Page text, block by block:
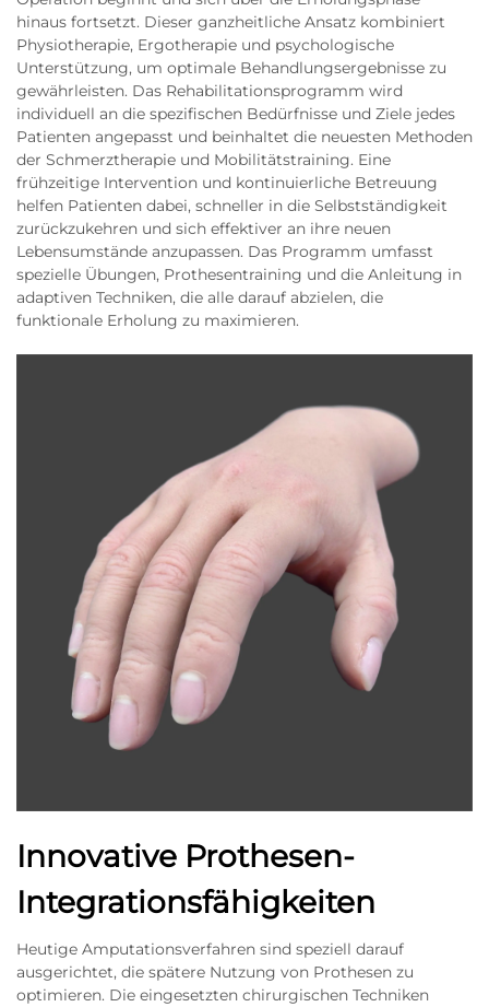
hinaus fortsetzt. Dieser ganzheitliche Ansatz kombiniert
Physiotherapie, Ergotherapie und psychologische
Unterstützung, um optimale Behandlungsergebnisse zu
gewährleisten. Das Rehabilitationsprogramm wird
individuell an die spezifischen Bedürfnisse und Ziele jedes
Patienten angepasst und beinhaltet die neuesten Methoden
der Schmerztherapie und Mobilitätstraining. Eine
frühzeitige Intervention und kontinuierliche Betreuung
helfen Patienten dabei, schneller in die Selbstständigkeit
zurückzukehren und sich effektiver an ihre neuen
Lebensumstände anzupassen. Das Programm umfasst
spezielle Übungen, Prothesentraining und die Anleitung in
adaptiven Techniken, die alle darauf abzielen, die
funktionale Erholung zu maximieren.
Innovative Prothesen-
Integrationsfähigkeiten
Heutige Amputationsverfahren sind speziell darauf
ausgerichtet, die spätere Nutzung von Prothesen zu
optimieren. Die eingesetzten chirurgischen Techniken